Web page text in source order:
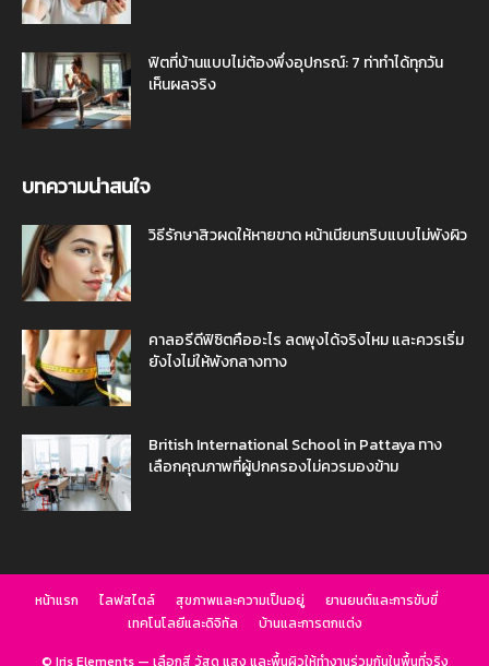
ฟิตที่บ้านแบบไม่ต้องพึ่งอุปกรณ์: 7 ท่าทำได้ทุกวัน
เห็นผลจริง
บทความน่าสนใจ
วิธีรักษาสิวผดให้หายขาด หน้าเนียนกริบแบบไม่พังผิว
คาลอรีดีฟิซิตคืออะไร ลดพุงได้จริงไหม และควรเริ่ม
ยังไงไม่ให้พังกลางทาง
British International School in Pattaya ทาง
เลือกคุณภาพที่ผู้ปกครองไม่ควรมองข้าม
หน้าแรก ไลฟสไตล์ สุขภาพและความเป็นอยู่
ยานยนต์และการขับขี่
เทคโนโลยีและดิจิทัล
บ้านและการตกแต่ง
© Iris Elements — เลือกสี วัสดุ แสง และพื้นผิวให้ทำงานร่วมกันในพื้นที่จริง